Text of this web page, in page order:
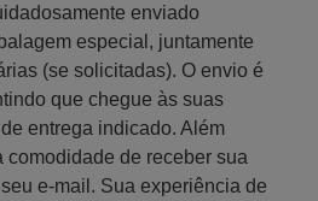
enviado
especial, juntamente
(se solicitadas). O envio é
que chegue às suas
entrega indicado. Além
comodidade de receber sua
e-mail. Sua experiência de